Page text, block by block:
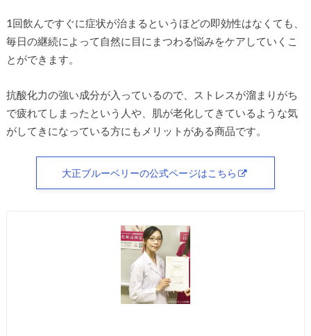
1回飲んですぐに症状が治まるというほどの即効性はなくても、
毎日の継続によって自然に目にまつわる悩みをケアしていくこ
とができます。
抗酸化力の強い成分が入っているので、ストレスが溜まりがち
で疲れてしまったという人や、肌が老化してきているような気
がしてきになっている方にもメリットがある商品です。
大正ブルーベリーの公式ページはこちら